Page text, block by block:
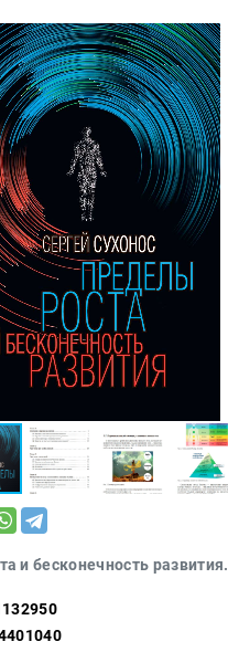
и бесконечность развития.